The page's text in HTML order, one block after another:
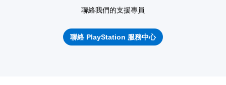
聯絡我們的支援專員
聯絡 PlayStation 服務中心